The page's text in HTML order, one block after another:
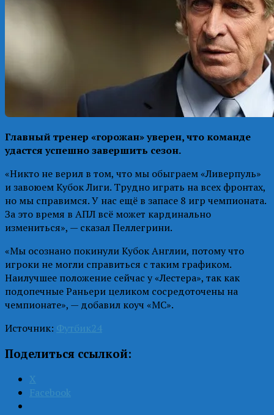
Главный тренер «горожан» уверен, что команде
удастся успешно завершить сезон.
«Никто не верил в том, что мы обыграем «Ливерпуль»
и завоюем Кубок Лиги. Трудно играть на всех фронтах,
но мы справимся. У нас ещё в запасе 8 игр чемпионата.
За это время в АПЛ всё может кардинально
измениться», — сказал Пеллегрини.
«Мы осознано покинули Кубок Англии, потому что
игроки не могли справиться с таким графиком.
Наилучшее положение сейчас у «Лестера», так как
подопечные Раньери целиком сосредоточены на
чемпионате», — добавил коуч «МС».
Источник: Футбик24
Поделиться ссылкой:
X
Facebook